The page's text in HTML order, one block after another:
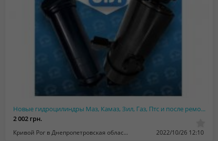
Новые гидроцилиндры Маз, Камаз, Зил, Газ, Птс и после ремонта - Гарантия
2 002 грн.
Кривой Рог в Днепропетровская область 2022/10/26 12:10